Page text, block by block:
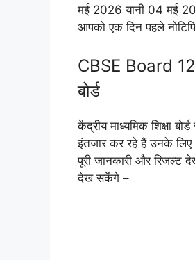
मई 2026 यानी 04 मई
आपको एक दिन पहले
CBSE Board
बोर्ड
केंद्रीय माध्यमिक शिक्षा
इंतजार कर रहे हैं उनके लिए
पूरी जानकारी और रिजल्ट
देख सकेंगे –